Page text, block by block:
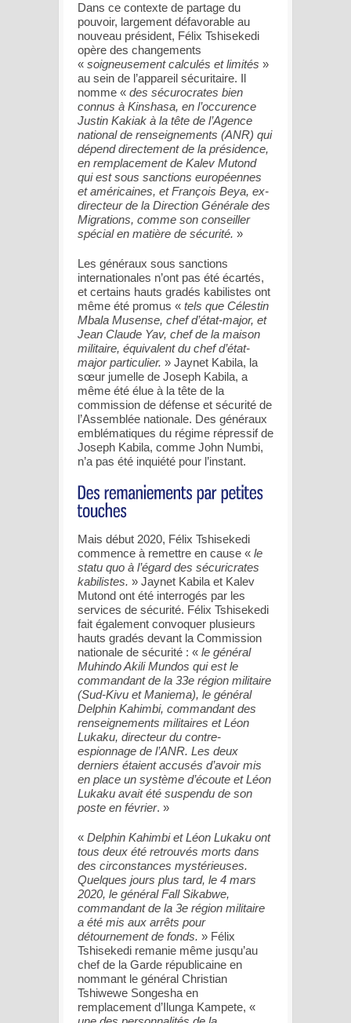
Dans ce contexte de partage du
pouvoir, largement défavorable au
nouveau président, Félix Tshisekedi
opère des changements
« soigneusement calculés et limités »
au sein de l’appareil sécuritaire. Il
nomme « des sécurocrates bien
connus à Kinshasa, en l’occurence
Justin Kakiak à la tête de l’Agence
national de renseignements (ANR) qui
dépend directement de la présidence,
en remplacement de Kalev Mutond
qui est sous sanctions européennes
et américaines, et François Beya, ex-
directeur de la Direction Générale des
Migrations, comme son conseiller
spécial en matière de sécurité. »
Les généraux sous sanctions
internationales n’ont pas été écartés,
et certains hauts gradés kabilistes ont
même été promus « tels que Célestin
Mbala Musense, chef d’état-major, et
Jean Claude Yav, chef de la maison
militaire, équivalent du chef d’état-
major particulier. » Jaynet Kabila, la
sœur jumelle de Joseph Kabila, a
même été élue à la tête de la
commission de défense et sécurité de
l’Assemblée nationale. Des généraux
emblématiques du régime répressif de
Joseph Kabila, comme John Numbi,
n’a pas été inquiété pour l’instant.
Mais début 2020, Félix Tshisekedi
commence à remettre en cause « le
statu quo à l’égard des sécuricrates
kabilistes. » Jaynet Kabila et Kalev
Mutond ont été interrogés par les
services de sécurité. Félix Tshisekedi
fait également convoquer plusieurs
hauts gradés devant la Commission
nationale de sécurité : « le général
Muhindo Akili Mundos qui est le
commandant de la 33e région militaire
(Sud-Kivu et Maniema), le général
Delphin Kahimbi, commandant des
renseignements militaires et Léon
Lukaku, directeur du contre-
espionnage de l’ANR. Les deux
derniers étaient accusés d’avoir mis
en place un système d’écoute et Léon
Lukaku avait été suspendu de son
poste en février. »
« Delphin Kahimbi et Léon Lukaku ont
tous deux été retrouvés morts dans
des circonstances mystérieuses.
Quelques jours plus tard, le 4 mars
2020, le général Fall Sikabwe,
commandant de la 3e région militaire
a été mis aux arrêts pour
détournement de fonds. » Félix
Tshisekedi remanie même jusqu’au
chef de la Garde républicaine en
nommant le général Christian
Tshiwewe Songesha en
remplacement d’Ilunga Kampete, «